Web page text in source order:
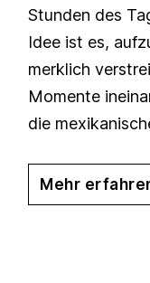
Stunden des
Idee ist es,
merklich
Momente
die
Mehr